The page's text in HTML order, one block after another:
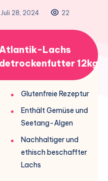
Juli 28, 2024 22
Atlantik-Lachs
12kg
Glutenfreie Rezeptur
Enthält Gemüse und
Seetang-Algen
Nachhaltiger und
ethisch beschaffter
Lachs